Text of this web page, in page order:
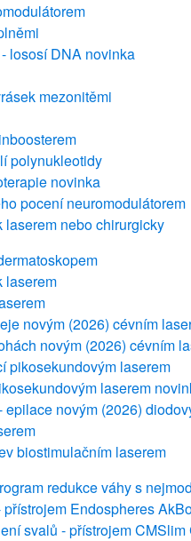
lososí DNA novinka
mezonitěmi
polynukleotidy
novinka
pocení neuromodulátorem
nebo chirurgicky
laserem
novým (2026) cévním
novým (2026) cévním
pikosekundovým laserem
laserem
epilace novým (2026)
biostimulačním laserem
redukce váhy s
Endospheres
svalů - přístrojem CMSlim